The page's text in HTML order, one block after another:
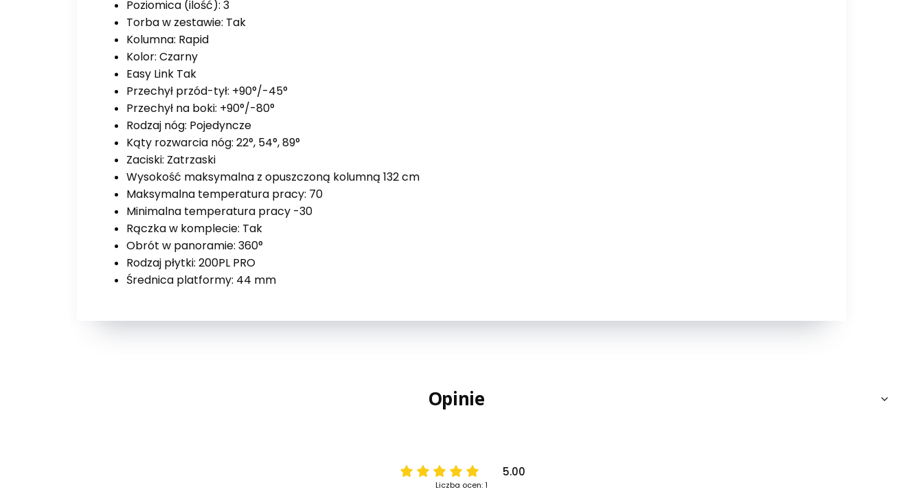
Poziomica (ilość): 3
Torba w zestawie: Tak
Kolumna: Rapid
Kolor: Czarny
Easy Link Tak
Przechył przód-tył: +90°/-45°
Przechył na boki: +90°/-80°
Rodzaj nóg: Pojedyncze
Kąty rozwarcia nóg: 22°, 54°, 89°
Zaciski: Zatrzaski
Wysokość maksymalna z opuszczoną kolumną 132 cm
Maksymalna temperatura pracy: 70
Minimalna temperatura pracy -30
Rączka w komplecie: Tak
Obrót w panoramie: 360°
Rodzaj płytki: 200PL PRO
Średnica platformy: 44 mm
Opinie
5.00
Liczba ocen: 1